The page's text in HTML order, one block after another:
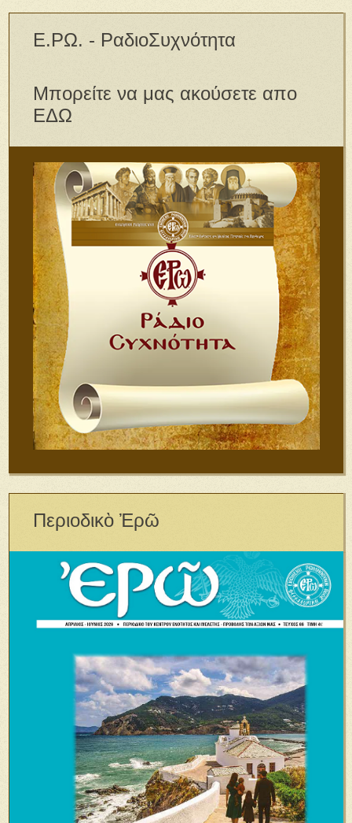
Ε.ΡΩ. - ΡαδιοΣυχνότητα
Μπορείτε να μας ακούσετε απο
ΕΔΩ
Περιοδικὸ Ἐρῶ